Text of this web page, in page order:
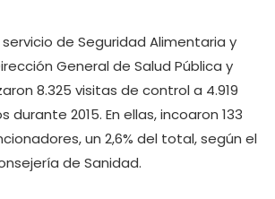
de Seguridad Alimentaria y
General de Salud Pública y
8.325 visitas de control a 4.919
2015. En ellas, incoaron 133
un 2,6% del total, según el
de Sanidad.